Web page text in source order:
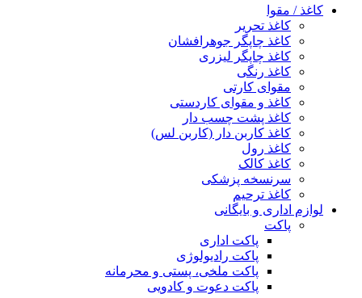
کاغذ / مقوا
کاغذ تحریر
کاغذ چاپگر جوهرافشان
کاغذ چاپگر لیزری
کاغذ رنگی
مقوای کارتی
کاغذ و مقوای کاردستی
کاغذ پشت چسب‌ دار
کاغذ کاربن‌ دار (کاربن‌ لس)
کاغذ رول
کاغذ کالک
سرنسخه پزشکی
کاغذ ترحیم
لوازم اداری و بایگانی
پاکت
پاکت اداری
پاکت رادیولوژی
پاکت ملخی، پستی و محرمانه
پاکت دعوت و کادویی